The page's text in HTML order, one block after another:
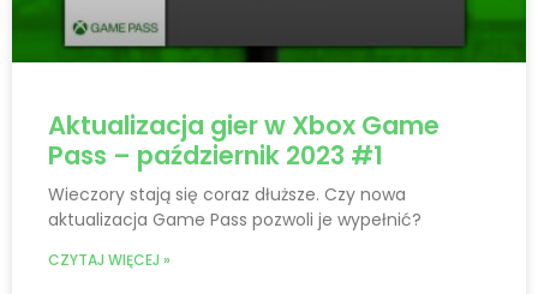
Aktualizacja gier w Xbox Game
Pass – październik 2023 #1
Wieczory stają się coraz dłuższe. Czy nowa
aktualizacja Game Pass pozwoli je wypełnić?
CZYTAJ WIĘCEJ »